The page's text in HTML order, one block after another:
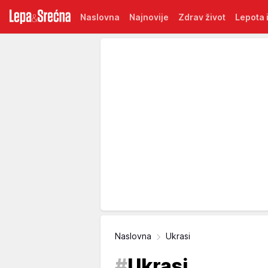
Naslovna Najnovije Zdrav život Lepota
Naslovna Ukrasi